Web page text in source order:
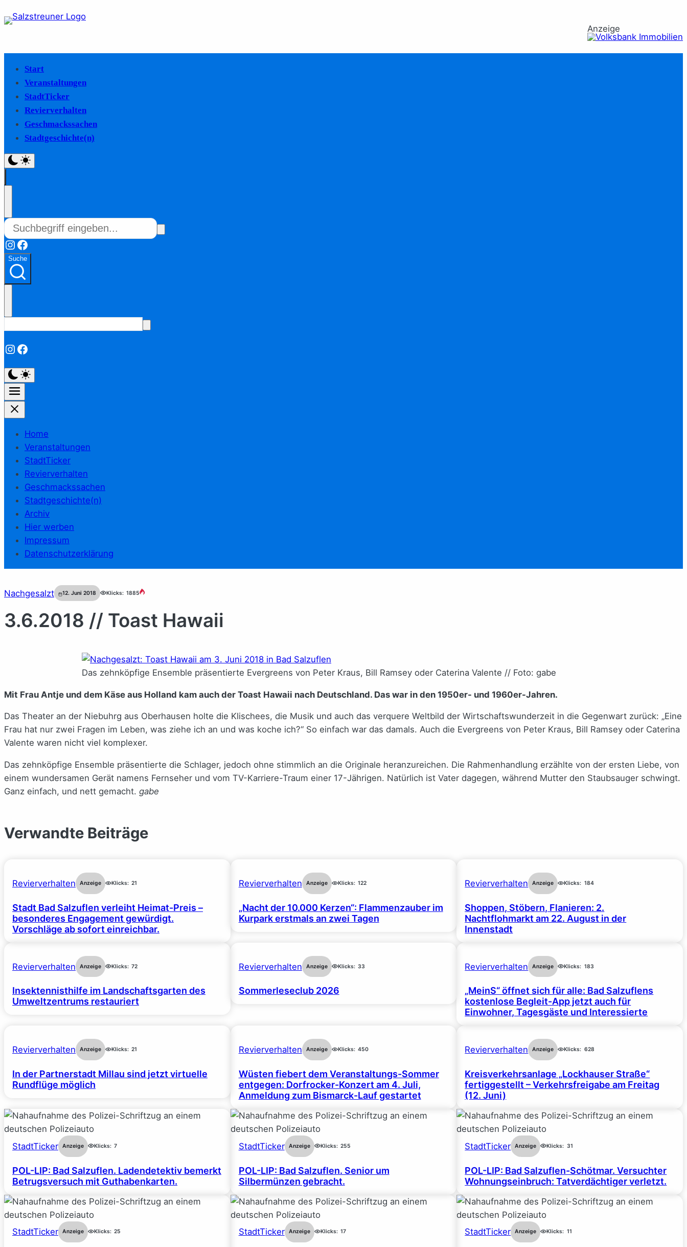
Anzeige
Start
Veranstaltungen
StadtTicker
Revierverhalten
Geschmackssachen
Stadtgeschichte(n)
Instagram
Facebook
Suche
Instagram
Facebook
Home
Veranstaltungen
StadtTicker
Revierverhalten
Geschmackssachen
Stadtgeschichte(n)
Archiv
Hier werben
Impressum
Datenschutzerklärung
Nachgesalzt 12. Juni 2018 Klicks: 1885
3.6.2018 // Toast Hawaii
Das zehnköpfige Ensemble präsentierte Evergreens von Peter Kraus, Bill Ramsey oder Caterina Valente // Foto: gabe
Mit Frau Antje und dem Käse aus Holland kam auch der Toast Hawaii nach Deutschland. Das war in den 1950er- und 1960er-Jahren.
Das Theater an der Niebuhrg aus Oberhausen holte die Klischees, die Musik und auch das verquere Weltbild der Wirtschaftswunderzeit in die Gegenwart zurück: „Eine
Frau hat nur zwei Fragen im Leben, was ziehe ich an und was koche ich?“ So einfach war das damals. Auch die Evergreens von Peter Kraus, Bill Ramsey oder Caterina
Valente waren nicht viel komplexer.
Das zehnköpfige Ensemble präsentierte die Schlager, jedoch ohne stimmlich an die Originale heranzureichen. Die Rahmenhandlung erzählte von der ersten Liebe, von
einem wundersamen Gerät namens Fernseher und vom TV-Karriere-Traum einer 17-Jährigen. Natürlich ist Vater dagegen, während Mutter den Staubsauger schwingt.
Ganz einfach, und nett gemacht. gabe
Verwandte Beiträge
Revierverhalten Anzeige Klicks: 21
Stadt Bad Salzuflen verleiht Heimat-Preis –
besonderes Engagement gewürdigt.
Vorschläge ab sofort einreichbar.
Revierverhalten Anzeige Klicks: 122
„Nacht der 10.000 Kerzen“: Flammenzauber im
Kurpark erstmals an zwei Tagen
Revierverhalten Anzeige Klicks: 184
Shoppen, Stöbern, Flanieren: 2.
Nachtflohmarkt am 22. August in der
Innenstadt
Revierverhalten Anzeige Klicks: 72
Insektennisthilfe im Landschaftsgarten des
Umweltzentrums restauriert
Revierverhalten Anzeige Klicks: 33
Sommerleseclub 2026
Revierverhalten Anzeige Klicks: 183
„MeinS“ öffnet sich für alle: Bad Salzuflens
kostenlose Begleit-App jetzt auch für
Einwohner, Tagesgäste und Interessierte
Revierverhalten Anzeige Klicks: 21
In der Partnerstadt Millau sind jetzt virtuelle
Rundflüge möglich
Revierverhalten Anzeige Klicks: 450
Wüsten fiebert dem Veranstaltungs-Sommer
entgegen: Dorfrocker-Konzert am 4. Juli,
Anmeldung zum Bismarck-Lauf gestartet
Revierverhalten Anzeige Klicks: 628
Kreisverkehrsanlage „Lockhauser Straße“
fertiggestellt – Verkehrsfreigabe am Freitag
(12. Juni)
StadtTicker Anzeige Klicks: 7
POL-LIP: Bad Salzuflen. Ladendetektiv bemerkt
Betrugsversuch mit Guthabenkarten.
StadtTicker Anzeige Klicks: 255
POL-LIP: Bad Salzuflen. Senior um
Silbermünzen gebracht.
StadtTicker Anzeige Klicks: 31
POL-LIP: Bad Salzuflen-Schötmar. Versuchter
Wohnungseinbruch: Tatverdächtiger verletzt.
StadtTicker Anzeige Klicks: 25 StadtTicker Anzeige Klicks: 17 StadtTicker Anzeige Klicks: 11